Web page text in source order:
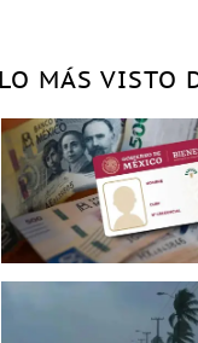
LO MÁS VISTO